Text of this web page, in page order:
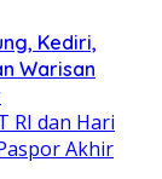
Kediri,
Warisan